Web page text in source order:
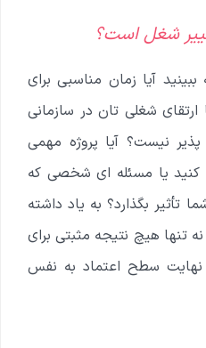
شغل است؟
آیا زمان مناسبی برای
شغلی تان در سازمانی
پذیر نیست؟ آیا پروژه مهمی
کنید یا مسئله ای شخصی که
تأثیر بگذارد؟ به یاد داشته
تنها هیچ نتیجه مثبتی برای
نهایت سطح اعتماد به نفس